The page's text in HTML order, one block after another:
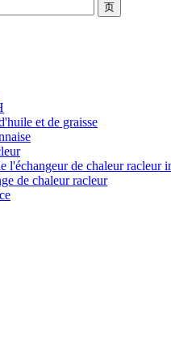
et de graisse
l'échangeur de chaleur racleur
de chaleur racleur